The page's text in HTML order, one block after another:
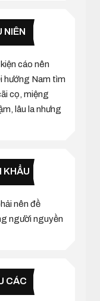
NIÊN
cáo nên
hướng Nam tìm
cọ, miệng
lâu la nhưng
KHẨU
nên đề
người nguyền
CÁC